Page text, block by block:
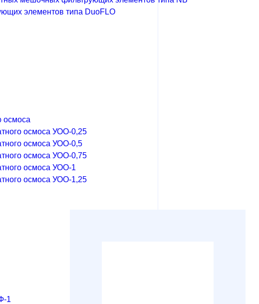
элементов типа DuoFLO
осмоса
осмоса УОО-0,25
осмоса УОО-0,5
осмоса УОО-0,75
осмоса УОО-1
осмоса УОО-1,25
1